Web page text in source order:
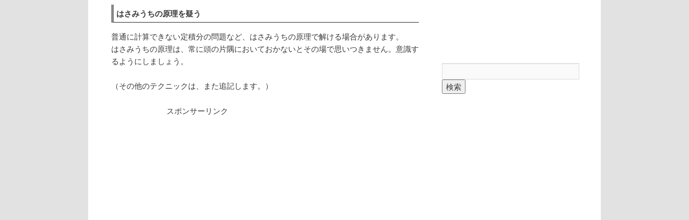
はさみうちの原理を疑う
普通に計算できない定積分の問題など、はさみうちの原理で解ける場合があります。
はさみうちの原理は、常に頭の片隅においておかないとその場で思いつきません。意識す
るようにしましょう。
（その他のテクニックは、また追記します。）
スポンサーリンク